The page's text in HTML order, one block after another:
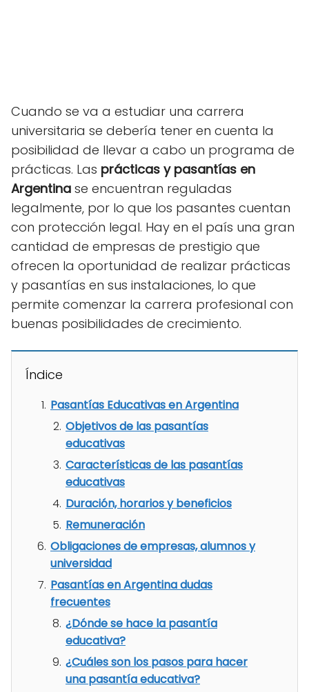
Cuando se va a estudiar una carrera
universitaria se debería tener en cuenta la
posibilidad de llevar a cabo un programa de
prácticas. Las prácticas y pasantías en
Argentina se encuentran reguladas
legalmente, por lo que los pasantes cuentan
con protección legal. Hay en el país una gran
cantidad de empresas de prestigio que
ofrecen la oportunidad de realizar prácticas
y pasantías en sus instalaciones, lo que
permite comenzar la carrera profesional con
buenas posibilidades de crecimiento.
Índice
Pasantías Educativas en Argentina
Objetivos de las pasantías
educativas
Características de las pasantías
educativas
Duración, horarios y beneficios
Remuneración
Obligaciones de empresas, alumnos y
universidad
Pasantías en Argentina dudas
frecuentes
¿Dónde se hace la pasantía
educativa?
¿Cuáles son los pasos para hacer
una pasantía educativa?